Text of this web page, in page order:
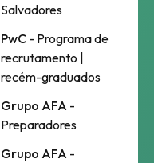
Salvadores
PwC - Programa de
recrutamento |
recém-graduados
Grupo AFA -
Preparadores
Grupo AFA -